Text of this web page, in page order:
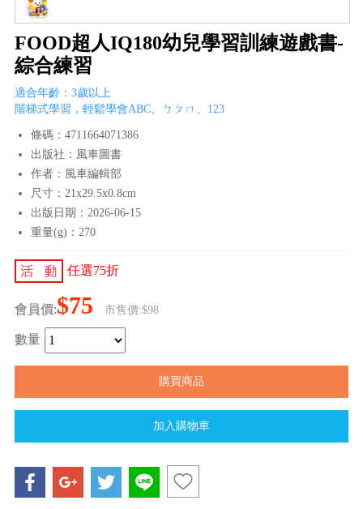
FOOD超人IQ180幼兒學習訓練遊戲書-
綜合練習
適合年齡：3歲以上
階梯式學習，輕鬆學會ABC、ㄅㄆㄇ、123
條碼：4711664071386
出版社：風車圖書
作者：風車編輯部
尺寸：21x29.5x0.8cm
出版日期：2026-06-15
重量(g)：270
任選75折
會員價:$75 市售價:$98
數量